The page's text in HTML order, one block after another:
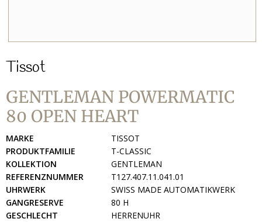
Tissot
GENTLEMAN POWERMATIC
80 OPEN HEART
MARKE
TISSOT
PRODUKTFAMILIE
T-CLASSIC
KOLLEKTION
GENTLEMAN
REFERENZNUMMER
T127.407.11.041.01
UHRWERK
SWISS MADE AUTOMATIKWERK
GANGRESERVE
80 H
GESCHLECHT
HERRENUHR